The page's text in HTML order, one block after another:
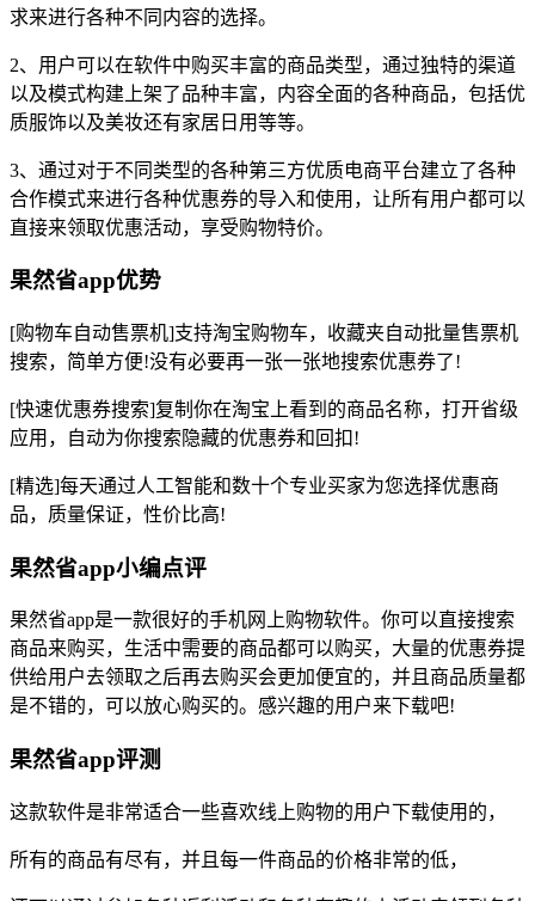
求来进行各种不同内容的选择。
2、用户可以在软件中购买丰富的商品类型，通过独特的渠道
以及模式构建上架了品种丰富，内容全面的各种商品，包括优
质服饰以及美妆还有家居日用等等。
3、通过对于不同类型的各种第三方优质电商平台建立了各种
合作模式来进行各种优惠券的导入和使用，让所有用户都可以
直接来领取优惠活动，享受购物特价。
果然省app优势
[购物车自动售票机]支持淘宝购物车，收藏夹自动批量售票机
搜索，简单方便!没有必要再一张一张地搜索优惠券了!
[快速优惠券搜索]复制你在淘宝上看到的商品名称，打开省级
应用，自动为你搜索隐藏的优惠券和回扣!
[精选]每天通过人工智能和数十个专业买家为您选择优惠商
品，质量保证，性价比高!
果然省app小编点评
果然省app是一款很好的手机网上购物软件。你可以直接搜索
商品来购买，生活中需要的商品都可以购买，大量的优惠券提
供给用户去领取之后再去购买会更加便宜的，并且商品质量都
是不错的，可以放心购买的。感兴趣的用户来下载吧!
果然省app评测
这款软件是非常适合一些喜欢线上购物的用户下载使用的，
所有的商品有尽有，并且每一件商品的价格非常的低，